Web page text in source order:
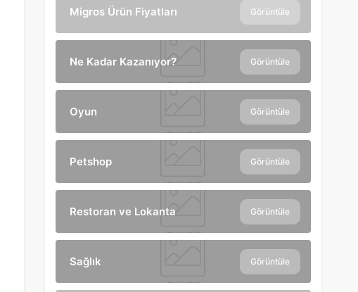
Migros Ürün Fiyatları Görüntüle
Ne Kadar Kazanıyor? Görüntüle
Oyun Görüntüle
Petshop Görüntüle
Restoran ve Lokanta Görüntüle
Sağlık Görüntüle